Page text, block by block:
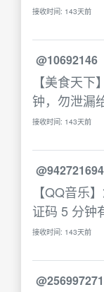
接收时间: 143天前
@10692146
【美食天
钟，勿泄漏
接收时间: 143天前
【QQ音乐
证码 5 分钟
接收时间: 143天前